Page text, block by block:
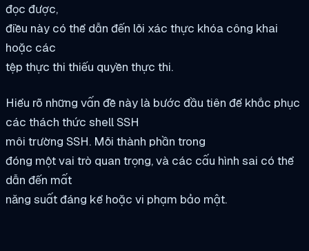
đọc được,
điều này có thể dẫn đến lỗi xác thực khóa công khai
hoặc các
tệp thực thi thiếu quyền thực thi.
Hiểu rõ những vấn đề này là bước đầu tiên để khắc phục
các thách thức shell SSH
môi trường SSH. Mỗi thành phần trong
đóng một vai trò quan trọng, và các cấu hình sai có thể
dẫn đến mất
năng suất đáng kể hoặc vi phạm bảo mật.